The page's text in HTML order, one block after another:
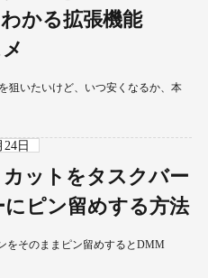
かる拡張機能
狙いたいけど、いつ安くなるか、本
24日
カットをタスクバー
ピン留めする方法
をそのままピン留めするとDMM